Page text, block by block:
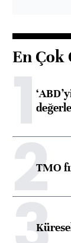
En
1
2
TMO